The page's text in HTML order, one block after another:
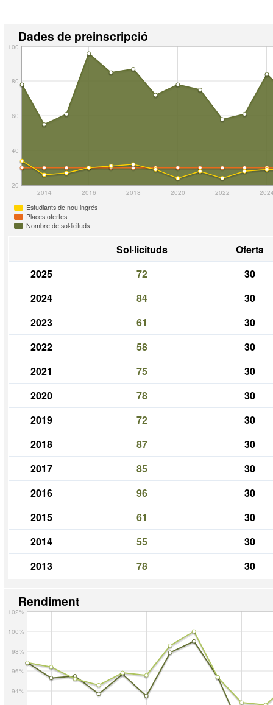
Dades de preinscripció
2014 2016 2018 2020 2022
20
40
60
80
100
Estudiants de nou ingrés
Places ofertes
Nombre de sol·licituds
Sol·licituds
Oferta
2025
72
30
2024
84
30
2023
61
30
2022
58
30
2021
75
30
2020
78
30
2019
72
30
2018
87
30
2017
85
30
2016
96
30
2015
61
30
2014
55
30
2013
78 30
Rendiment
94%
96%
98%
100%
102%